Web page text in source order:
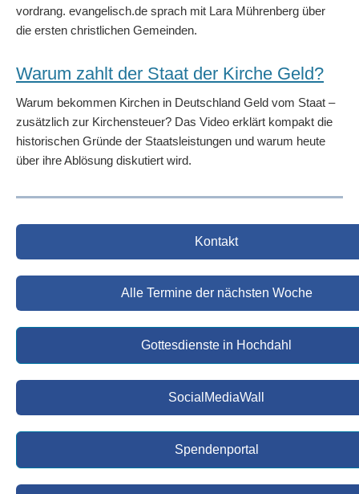
vordrang. evangelisch.de sprach mit Lara Mührenberg über
die ersten christlichen Gemeinden.
Warum zahlt der Staat der Kirche Geld?
Warum bekommen Kirchen in Deutschland Geld vom Staat –
zusätzlich zur Kirchensteuer? Das Video erklärt kompakt die
historischen Gründe der Staatsleistungen und warum heute
über ihre Ablösung diskutiert wird.
Kontakt
Alle Termine der nächsten Woche
Gottesdienste in Hochdahl
SocialMediaWall
Spendenportal